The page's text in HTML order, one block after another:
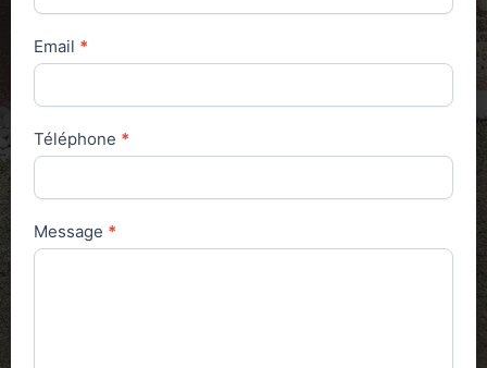
Email *
Téléphone *
Message *